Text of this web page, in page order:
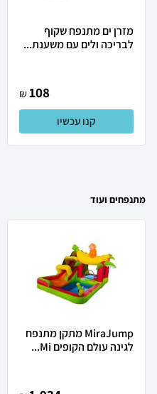
מזרן ים מתנפח שקוף
לבריכה ולים עם משענת...
108
₪
קנו עכשיו
מתנפחים ועוד
MiraJump מתקן מתנפח
לגינה עולם הקופים Mi...